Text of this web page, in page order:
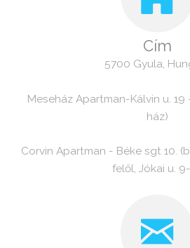
Cím
5700 Gyula,
Meseház Apartman-Kálvin u. 19
ház)
Corvin Apartman - Béke sgt 10.
felől, Jókai u. 9-